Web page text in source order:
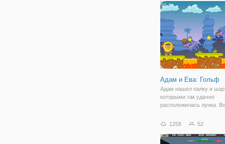
необычном месте. Ведь
Адам и Ева: Гольф
Адам нашел палку и
которыми так удачно
расположилась лунка.
такая игра. В онлайн
сыграть в партию
1258 52